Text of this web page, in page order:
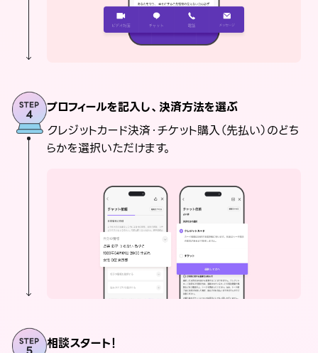
プロフィールを記入し、決済方法を選ぶ
クレジットカード決済・チケット購入（先払い）のどち
らかを選択いただけます。
相談スタート！